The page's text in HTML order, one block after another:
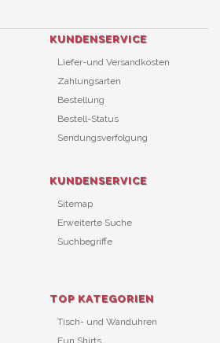
KUNDENSERVICE
Liefer-und Versandkosten
Zahlungsarten
Bestellung
Bestell-Status
Sendungsverfolgung
KUNDENSERVICE
Sitemap
Erweiterte Suche
Suchbegriffe
TOP KATEGORIEN
Tisch- und Wanduhren
Fun Shirts